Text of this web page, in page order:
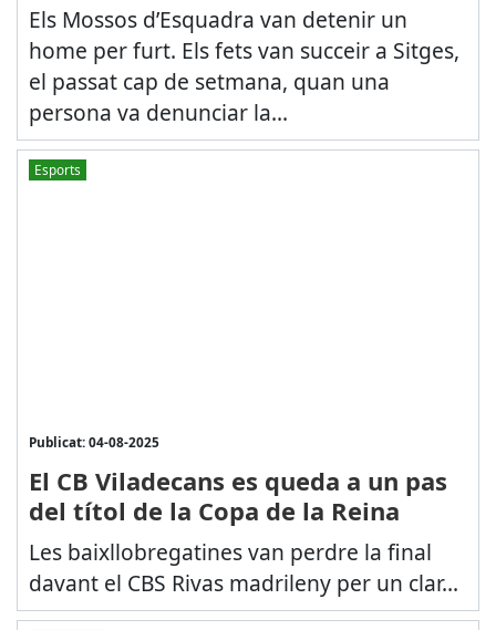
Els Mossos d’Esquadra van detenir un
home per furt. Els fets van succeir a Sitges,
el passat cap de setmana, quan una
persona va denunciar la...
Esports
Publicat: 04-08-2025
El CB Viladecans es queda a un pas
del títol de la Copa de la Reina
Les baixllobregatines van perdre la final
davant el CBS Rivas madrileny per un clar...